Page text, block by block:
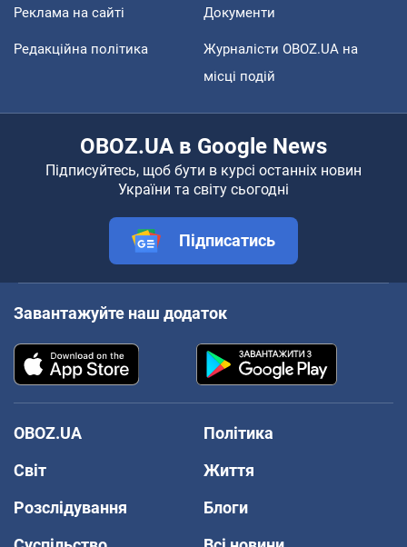
Реклама на сайті Документи
Редакційна політика
Журналісти OBOZ.UA на
місці подій
OBOZ.UA в Google News
Підписуйтесь, щоб бути в курсі останніх новин
України та світу сьогодні
Підписатись
Завантажуйте наш додаток
OBOZ.UA
Політика
Світ
Життя
Розслідування
Блоги